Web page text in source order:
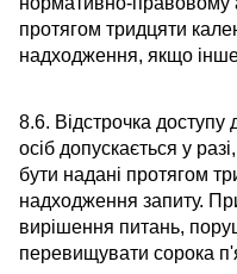
протягом тридцяти
надходження, якщо
8.6. Відстрочка доступу
осіб допускається у
бути надані протягом
надходження запиту.
вирішення питань,
перевищувати сорока